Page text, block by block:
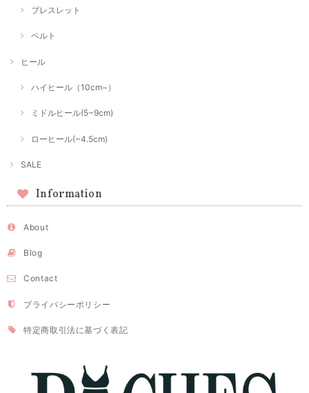
ブレスレット
ベルト
ヒール
ハイヒール（10cm~）
ミドルヒール(5~9cm)
ローヒール(~4.5cm)
SALE
Information
About
Blog
Contact
プライバシーポリシー
特定商取引法に基づく表記